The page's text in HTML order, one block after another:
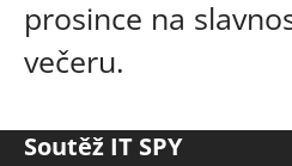
prosince na
večeru.
Soutěž IT SPY